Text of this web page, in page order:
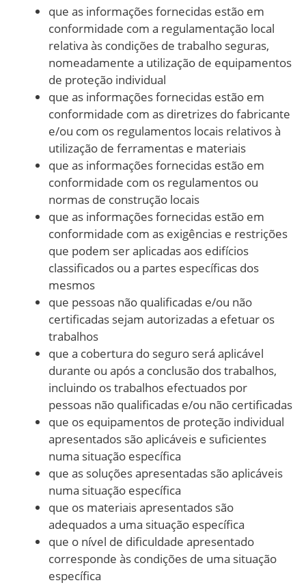
que as informações fornecidas estão em
conformidade com a regulamentação local
relativa às condições de trabalho seguras,
nomeadamente a utilização de equipamentos
de proteção individual
que as informações fornecidas estão em
conformidade com as diretrizes do fabricante
e/ou com os regulamentos locais relativos à
utilização de ferramentas e materiais
que as informações fornecidas estão em
conformidade com os regulamentos ou
normas de construção locais
que as informações fornecidas estão em
conformidade com as exigências e restrições
que podem ser aplicadas aos edifícios
classificados ou a partes específicas dos
mesmos
que pessoas não qualificadas e/ou não
certificadas sejam autorizadas a efetuar os
trabalhos
que a cobertura do seguro será aplicável
durante ou após a conclusão dos trabalhos,
incluindo os trabalhos efectuados por
pessoas não qualificadas e/ou não certificadas
que os equipamentos de proteção individual
apresentados são aplicáveis e suficientes
numa situação específica
que as soluções apresentadas são aplicáveis
numa situação específica
que os materiais apresentados são
adequados a uma situação específica
que o nível de dificuldade apresentado
corresponde às condições de uma situação
específica